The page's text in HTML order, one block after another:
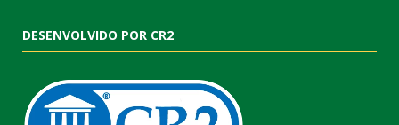
DESENVOLVIDO POR CR2